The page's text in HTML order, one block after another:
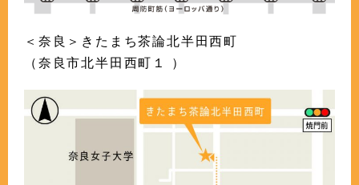
＜奈良＞きたまち茶論北半田西町
（奈良市北半田西町１ ）